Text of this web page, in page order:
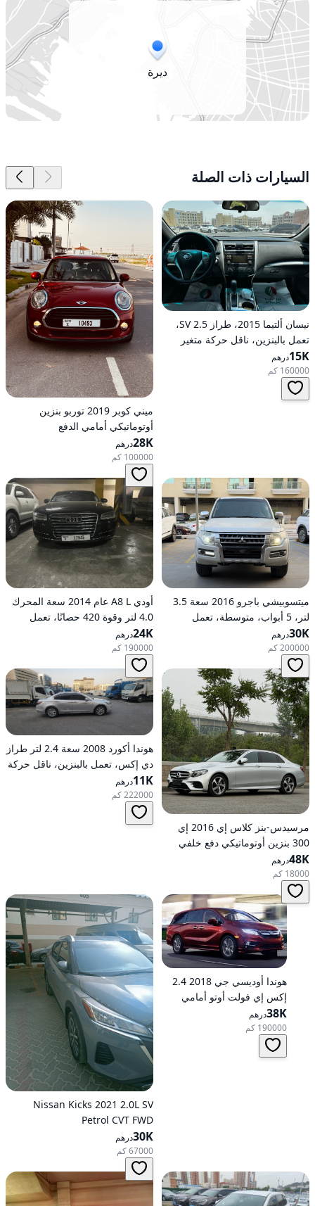
ديرة
السيارات ذات الصلة
نيسان ألتيما 2015، طراز 2.5 SV،
تعمل بالبنزين، ناقل حركة متغير
مستمر (CVT)، دفع أمامي
15Kدرهم
160000 كم
ميني كوبر 2019 توربو بنزين
أوتوماتيكي أمامي الدفع
28Kدرهم
100000 كم
ميتسوبيشي باجرو 2016 سعة 3.5
لتر، 5 أبواب، متوسطة، تعمل
بالبنزين، أوتوماتيكية، دفع رباعي
30Kدرهم
200000 كم
أودي A8 L عام 2014 سعة المحرك
4.0 لتر وقوة 420 حصانًا، تعمل
بالبنزين، ناقل حركة أوتوماتيكي، دفع
كلي للعجلات
24Kدرهم
190000 كم
مرسيدس-بنز كلاس إي 2016 إي
300 بنزين أوتوماتيكي دفع خلفي
48Kدرهم
18000 كم
هوندا أكورد 2008 سعة 2.4 لتر طراز
دي إكس، تعمل بالبنزين، ناقل حركة
أوتوماتيكي، دفع أمامي
11Kدرهم
222000 كم
هوندا أوديسي جي 2018 2.4
إكس إي فولت أوتو أمامي
الدفع
38Kدرهم
190000 كم
Nissan Kicks 2021 2.0L SV
Petrol CVT FWD
30Kدرهم
67000 كم